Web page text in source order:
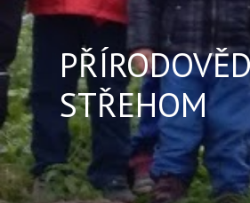
STŘEHOM